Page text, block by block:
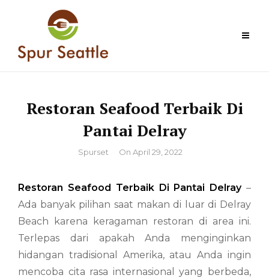
Restoran Seafood Terbaik Di
Pantai Delray
By
Spurset On April 29, 2022
Restoran Seafood Terbaik Di Pantai Delray –
Ada banyak pilihan saat makan di luar di Delray
Beach karena keragaman restoran di area ini.
Terlepas dari apakah Anda menginginkan
hidangan tradisional Amerika, atau Anda ingin
mencoba cita rasa internasional yang berbeda,